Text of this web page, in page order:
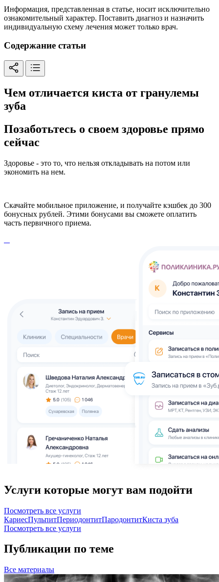
Информация, представленная в статье, носит исключительно
ознакомительный характер. Поставить диагноз и назначить
индивидуальную схему лечения может только врач.
Содержание статьи
Чем отличается киста от гранулемы
зуба
Позаботьтесь о своем здоровье прямо
сейчас
Здоровье - это то, что нельзя откладывать на потом или
экономить на нем.
Скачайте мобильное приложение, и получайте кэшбек до 300
бонусных рублей. Этими бонусами вы сможете оплатить
часть первичного приема.
Услуги которые могут вам подойти
Посмотреть все услуги
КариесПульпитПериодонтитПародонтитКиста зуба
Посмотреть все услуги
Публикации по теме
Все материалы